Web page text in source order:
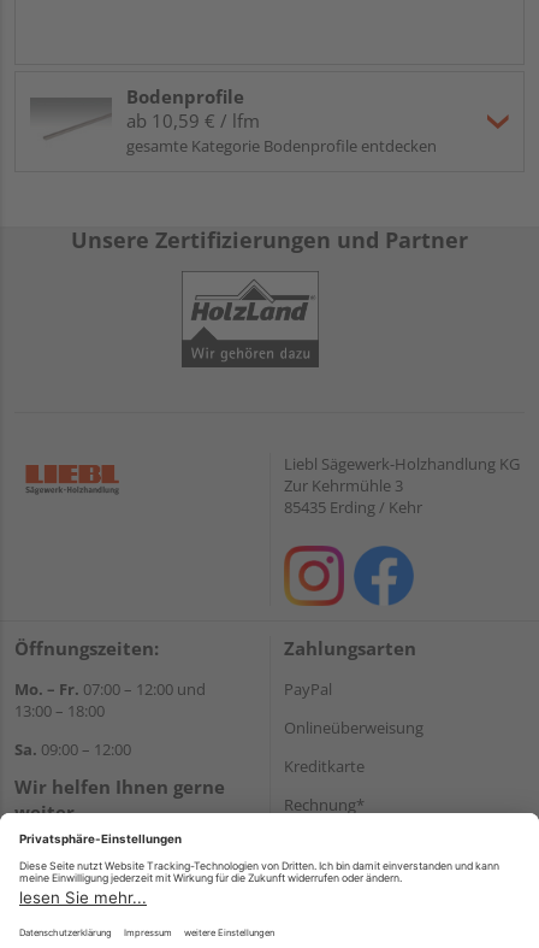
Bodenprofile
ab 10,59 € / lfm
gesamte Kategorie Bodenprofile entdecken
Unsere Zertifizierungen und Partner
Liebl Sägewerk-Holzhandlung KG
Zur Kehrmühle 3
85435 Erding / Kehr
Öffnungszeiten:
Mo. – Fr. 07:00 – 12:00 und
13:00 – 18:00
Sa. 09:00 – 12:00
Wir helfen Ihnen gerne
weiter
Tel.:+49 8122 14197
E-Mail:vertrieb@holz-liebl.de
Zahlungsarten
PayPal
Onlineüberweisung
Kreditkarte
Rechnung*
Versand